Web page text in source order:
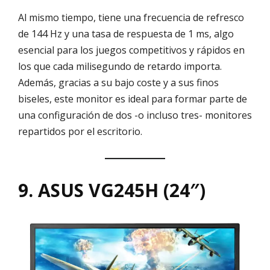
Al mismo tiempo, tiene una frecuencia de refresco
de 144 Hz y una tasa de respuesta de 1 ms, algo
esencial para los juegos competitivos y rápidos en
los que cada milisegundo de retardo importa.
Además, gracias a su bajo coste y a sus finos
biseles, este monitor es ideal para formar parte de
una configuración de dos -o incluso tres- monitores
repartidos por el escritorio.
9. ASUS VG245H (24″)